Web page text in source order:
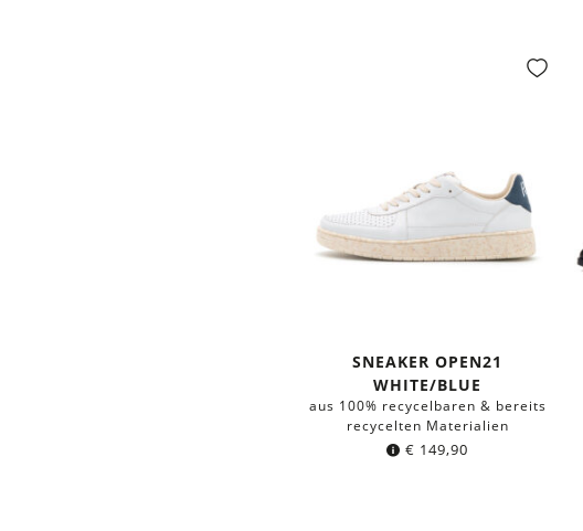
SNEAKER OPEN21
WHITE/BLUE
aus 100% recycelbaren & bereits
recycelten Materialien
€ 149,90